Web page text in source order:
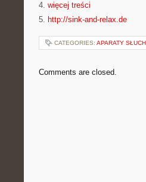
4. więcej treści
5. http://sink-and-relax.de
CATEGORIES: APARATY
Comments are closed.